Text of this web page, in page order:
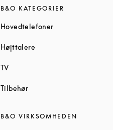
B&O KATEGORIER
HovedtelefonerLink Opens in
Højttalere
TVLink Opens in New Tab
TilbehørLink Opens in New Tab
B&O VIRKSOMHEDEN